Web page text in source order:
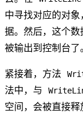
中寻找对应的对
据。然后，这个数
被输出到控制台了
紧接着，方法
法中，与
空间，会被直接